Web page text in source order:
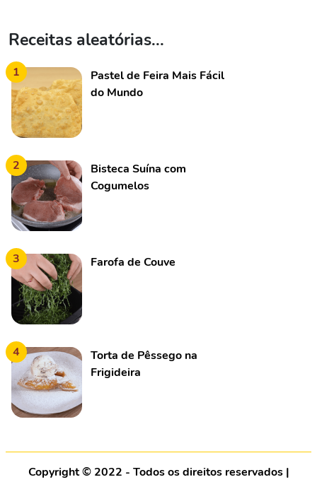
Receitas aleatórias...
1
Pastel de Feira Mais Fácil
do Mundo
2
Bisteca Suína com
Cogumelos
3 Farofa de Couve
4
Torta de Pêssego na
Frigideira
Copyright © 2022 - Todos os direitos reservados |